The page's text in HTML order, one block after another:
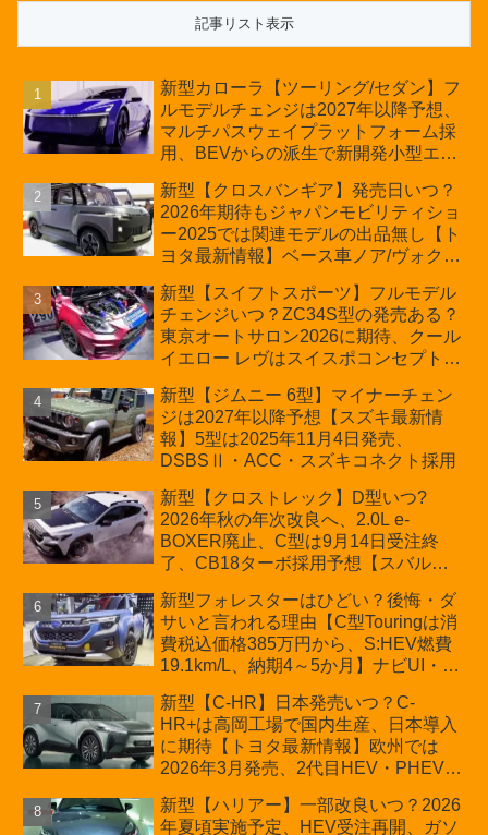
新型カローラ【ツーリング/セダン】フ
ルモデルチェンジは2027年以降予想、
マルチパスウェイプラットフォーム採
用、BEVからの派生で新開発小型エン
の採用は無しか【トヨタ最新情報】60
周年記念車発売
新型【クロスバンギア】発売日いつ？
2026年期待もジャパンモビリティショ
ー2025では関連モデルの出品無し【ト
ヨタ最新情報】ベース車ノア/ヴォクシ
ほか「コア」と「ツール」、デリカ
D:5対抗のクロスオーバーSUVミニバ
ン
新型【スイフトスポーツ】フルモデル
チェンジいつ？ZC34S型の発売ある？
東京オートサロン2026に期待、クール
イエロー レヴはスイスポコンセプト
プが争点【スズキ最新情報】特別仕様
車「ZC33S Final Edition」終了
新型【ジムニー 6型】マイナーチェン
ジは2027年以降予想【スズキ最新情
報】5型は2025年11月4日発売、
DSBSⅡ・ACC・スズキコネクト採用
新型【クロストレック】D型いつ?
2026年秋の年次改良へ、2.0L e-
BOXER廃止、C型は9月14日受注終
了、CB18ターボ採用予想【スバル最
新型フォレスターはひどい？後悔・ダ
サいと言われる理由【C型Touringは消
費税込価格385万円から、S:HEV燃費
19.1km/L、納期4～5か月】ナビUI・冬
カーオブザイヤーとJNCAP大賞受賞後
も残る注意点
新型【C-HR】日本発売いつ？C-
HR+は高岡工場で国内生産、日本導入
に期待【トヨタ最新情報】欧州では
2026年3月発売、2代目HEV・PHEVは
新型【ハリアー】一部改良いつ？2026
年夏頃実施予定、HEV受注再開、ガソ